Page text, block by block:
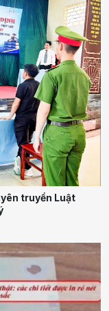
truyền Luật